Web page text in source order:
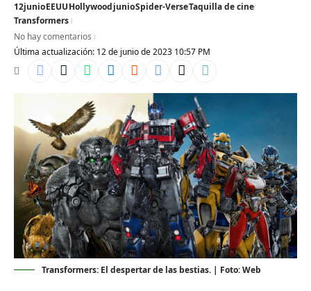
Última actualización: 12 de junio de 2023 10:57 PM
12junioEEUUHollywoodjunioSpider-VerseTaquilla de cine
Transformers
No hay comentarios
Transformers: El despertar de las bestias. | Foto: Web